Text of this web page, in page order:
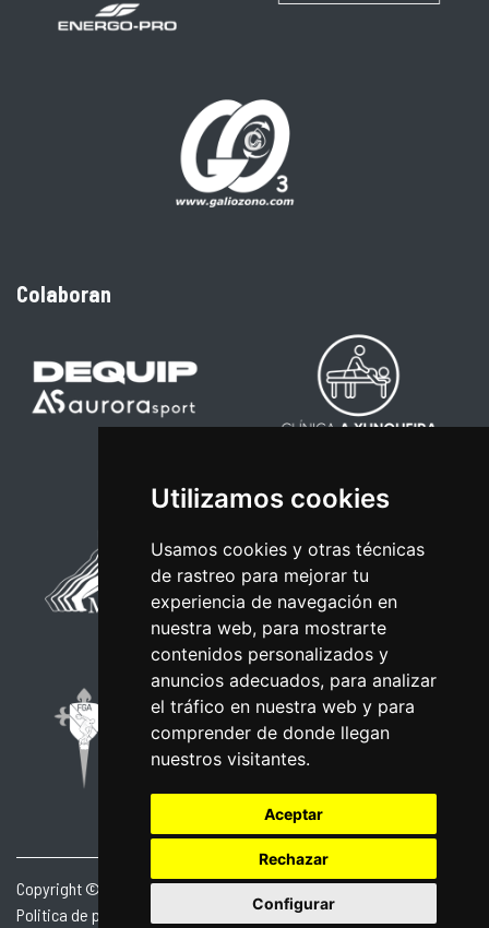
Utilizamos cookies
Usamos cookies y otras técnicas
de rastreo para mejorar tu
experiencia de navegación en
nuestra web, para mostrarte
contenidos personalizados y
anuncios adecuados, para analizar
el tráfico en nuestra web y para
comprender de donde llegan
nuestros visitantes.
Aceptar
Rechazar
Configurar
Colaboran
Copyright © 2026 | Powered byCCNorte Desarrollo|Nota legal
Politica de privacidade